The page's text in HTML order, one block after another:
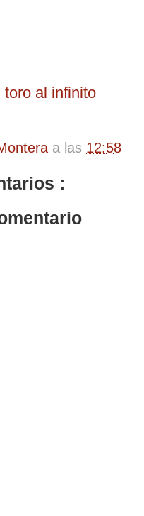
toro al infinito
a las 12:58
: